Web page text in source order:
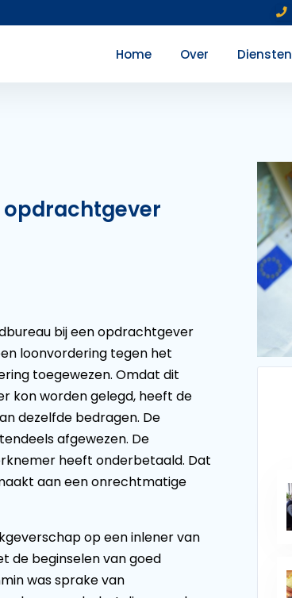
Home Over Diensten
opdrachtgever
bij een opdrachtgever
loonvordering tegen het
toegewezen. Omdat dit
kon worden gelegd, heeft de
dezelfde bedragen. De
afgewezen. De
heeft onderbetaald. Dat
aan een onrechtmatige
op een inlener van
de beginselen van goed
was sprake van